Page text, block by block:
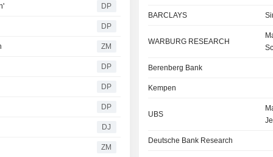
DP
DP
ZM
DP
DP
DP
DJ
ZM
BARCLAYS
WARBURG RESEARCH
Berenberg Bank
Kempen
UBS
Deutsche Bank Research